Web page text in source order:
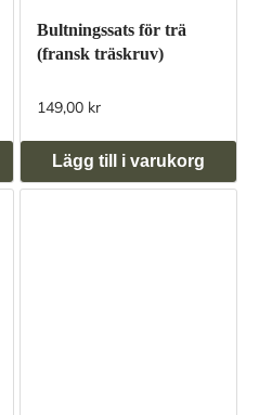
Bultningssats för trä
(fransk träskruv)
149,00 kr
Lägg till i varukorg